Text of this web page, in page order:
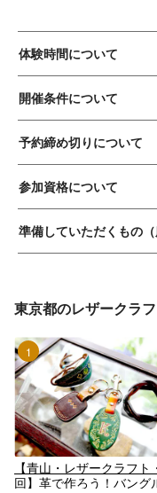
体験時間について
開催条件について
予約締め切りについて
参加資格について
準備していただくもの
東京都のレザークラ
1位
【青山・レザークラフト
回】革で作ろう！バング